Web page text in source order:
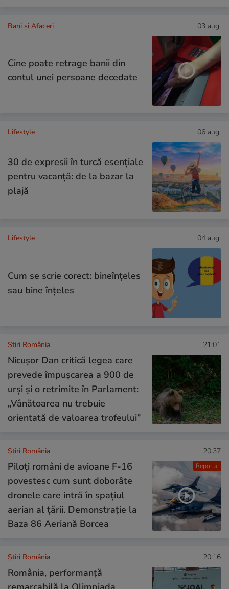
Bani și Afaceri 03 aug.
Cine poate retrage banii din
contul unei persoane decedate
Lifestyle 06 aug.
30 de expresii în turcă esențiale
pentru vacanță: de la bazar la
plajă
Lifestyle 04 aug.
Cum se scrie corect: bineînțeles
sau bine înțeles
Știri România 21:01
Nicușor Dan critică legea care
prevede împușcarea a 900 de
urși și o retrimite în Parlament:
„Vânătoarea nu trebuie
orientată de valoarea trofeului”
Reportaj
Știri România 20:37
Piloți români de avioane F-16
povestesc cum sunt doborâte
dronele care intră în spațiul
aerian al țării. Demonstrație la
Baza 86 Aeriană Borcea
Știri România 20:16
România, performanță